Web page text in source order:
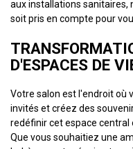
aux installations sanitaires,
soit pris en compte pour
D'ESPACES DE
Votre salon est l'endroit où
invités et créez des
redéfinir cet espace central
Que vous souhaitiez une